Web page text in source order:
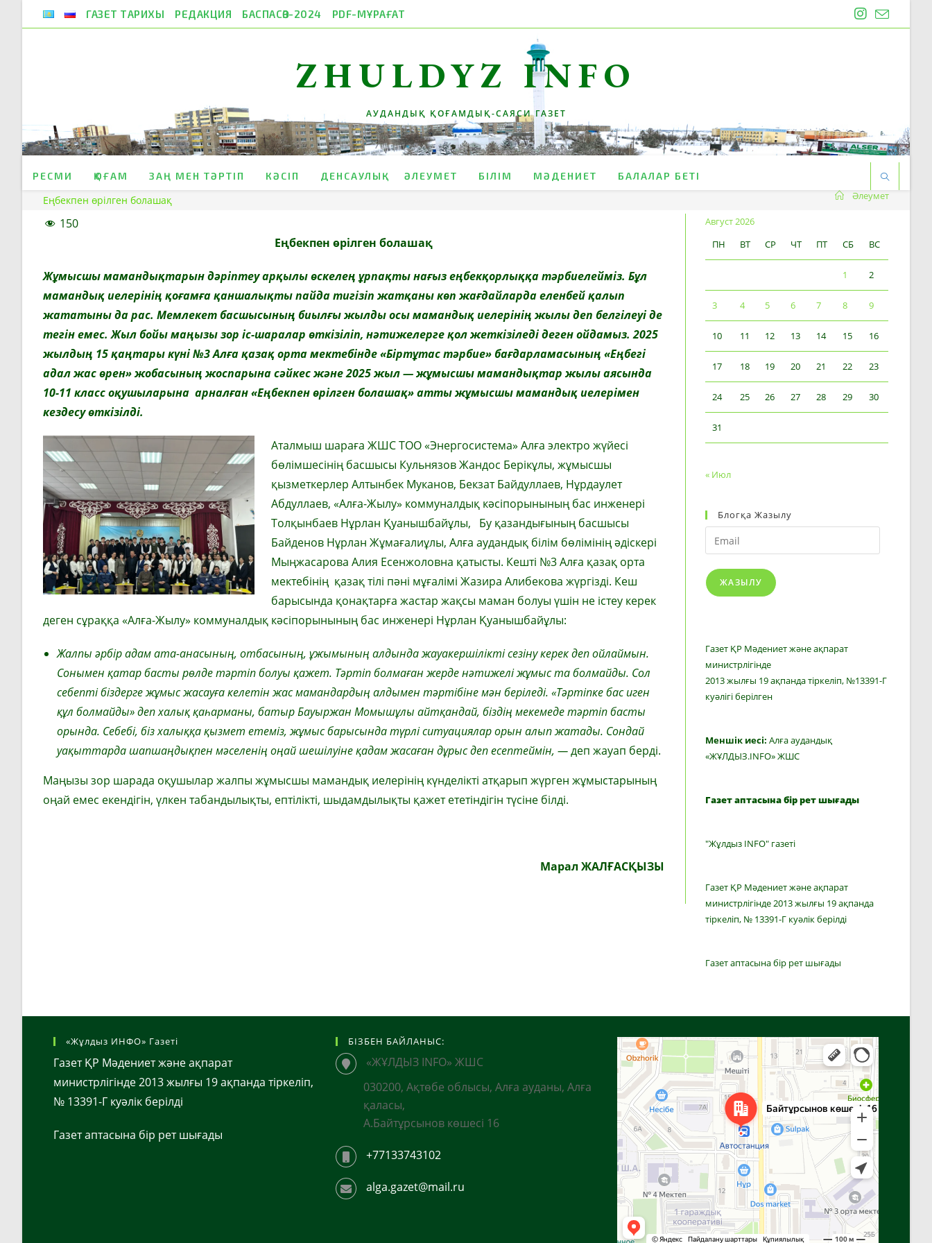
ГАЗЕТ ТАРИХЫ РЕДАКЦИЯ БАСПАСӨЗ-2024 PDF-МҰРАҒАТ
ZHULDYZ INFO
АУДАНДЫҚ ҚОҒАМДЫҚ-САЯСИ ГАЗЕТ
РЕСМИ ҚОҒАМ ЗАҢ МЕН ТӘРТІП КӘСІП ДЕНСАУЛЫҚ ӘЛЕУМЕТ БІЛІМ МӘДЕНИЕТ БАЛАЛАР БЕТІ
Еңбекпен өрілген болашақ Әлеумет
150
Еңбекпен өрілген болашақ
Жұмысшы мамандықтарын дәріптеу арқылы өскелең ұрпақты нағыз еңбекқорлыққа тәрбиелейміз. Бұл
мамандық иелерінің қоғамға қаншалықты пайда тигізіп жатқаны көп жағдайларда еленбей қалып
жататыны да рас. Мемлекет басшысының биылғы жылды осы мамандық иелерінің жылы деп белгілеуі де
тегін емес. Жыл бойы маңызы зор іс-шаралар өткізіліп, нәтижелерге қол жеткізіледі деген ойдамыз. 2025
жылдың 15 қаңтары күні №3 Алға қазақ орта мектебінде «Біртұтас тәрбие» бағдарламасының «Еңбегі
адал жас өрен» жобасының жоспарына сәйкес және 2025 жыл — жұмысшы мамандықтар жылы аясында
10-11 класс оқушыларына арналған «Еңбекпен өрілген болашақ» атты жұмысшы мамандық иелерімен
кездесу өткізілді.
Аталмыш шараға ЖШС ТОО «Энергосистема» Алға электро жүйесі
бөлімшесінің басшысы Кульнязов Жандос Берікұлы, жұмысшы
қызметкерлер Алтынбек Муканов, Бекзат Байдуллаев, Нұрдаулет
Абдуллаев, «Алға-Жылу» коммуналдық кәсіпорынының бас инженері
Толқынбаев Нұрлан Қуанышбайұлы, Бу қазандығының басшысы
Байденов Нұрлан Жұмағалиұлы, Алға аудандық білім бөлімінің әдіскері
Мыңжасарова Алия Есенжоловна қатысты. Кешті №3 Алға қазақ орта
мектебінің қазақ тілі пәні мұғалімі Жазира Алибекова жүргізді. Кеш
барысында қонақтарға жастар жақсы маман болуы үшін не істеу керек
деген сұраққа «Алға-Жылу» коммуналдық кәсіпорынының бас инженері Нұрлан Қуанышбайұлы:
Жалпы әрбір адам ата-анасының, отбасының, ұжымының алдында жауакершілікті сезіну керек деп ойлаймын.
Сонымен қатар басты рөлде тәртіп болуы қажет. Тәртіп болмаған жерде нәтижелі жұмыс та болмайды. Сол
себепті біздерге жұмыс жасауға келетін жас мамандардың алдымен тәртібіне мән беріледі. «Тәртіпке бас иген
құл болмайды» деп халық қаһарманы, батыр Бауыржан Момышұлы айтқандай, біздің мекемеде тәртіп басты
орында. Себебі, біз халыққа қызмет етеміз, жұмыс барысында түрлі ситуациялар орын алып жатады. Сондай
уақыттарда шапшаңдықпен мәселенің оңай шешілуіне қадам жасаған дұрыс деп есептеймін, —деп жауап берді.
Маңызы зор шарада оқушылар жалпы жұмысшы мамандық иелерінің күнделікті атқарып жүрген жұмыстарының
оңай емес екендігін, үлкен табандылықты, ептілікті, шыдамдылықты қажет ететіндігін түсіне білді.
Марал ЖАЛҒАСҚЫЗЫ
Август 2026
ПН
ВТ СР ЧТ ПТ СБ ВС
1 2
3 4 5 6 7 8 9
10 11 12 13 14 15 16
17 18 19 20 21 22 23
24 25 26 27 28 29 30
31
« Июл
Блогқа Жазылу
Email
ЖАЗЫЛУ
Газет ҚР Мәдениет және ақпарат
министрлігінде
2013 жылғы 19 ақпанда тіркеліп, №13391-Г
куәлігі берілген
Меншік иесі: Алға аудандық
«ЖҰЛДЫЗ.INFO» ЖШС
Газет аптасына бір рет шығады
"Жұлдыз INFO" газеті
Газет ҚР Мәдениет және ақпарат
министрлігінде 2013 жылғы 19 ақпанда
тіркеліп, № 13391-Г куәлік берілді
Газет аптасына бір рет шығады
«Жұлдыз ИНФО» Газеті
Газет ҚР Мәдениет және ақпарат
министрлігінде 2013 жылғы 19 ақпанда тіркеліп,
№ 13391-Г куәлік берілді
Газет аптасына бір рет шығады
БІЗБЕН БАЙЛАНЫС:
«ЖҰЛДЫЗ INFO» ЖШС
030200, Ақтөбе облысы, Алға ауданы, Алға
қаласы,
А.Байтұрсынов көшесі 16
+77133743102
alga.gazet@mail.ru
Алға
Яндекс Карталар — көлік, навигация, орындарды іздеу